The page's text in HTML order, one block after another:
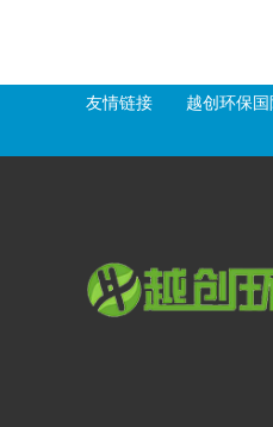
友情链接 越创环保